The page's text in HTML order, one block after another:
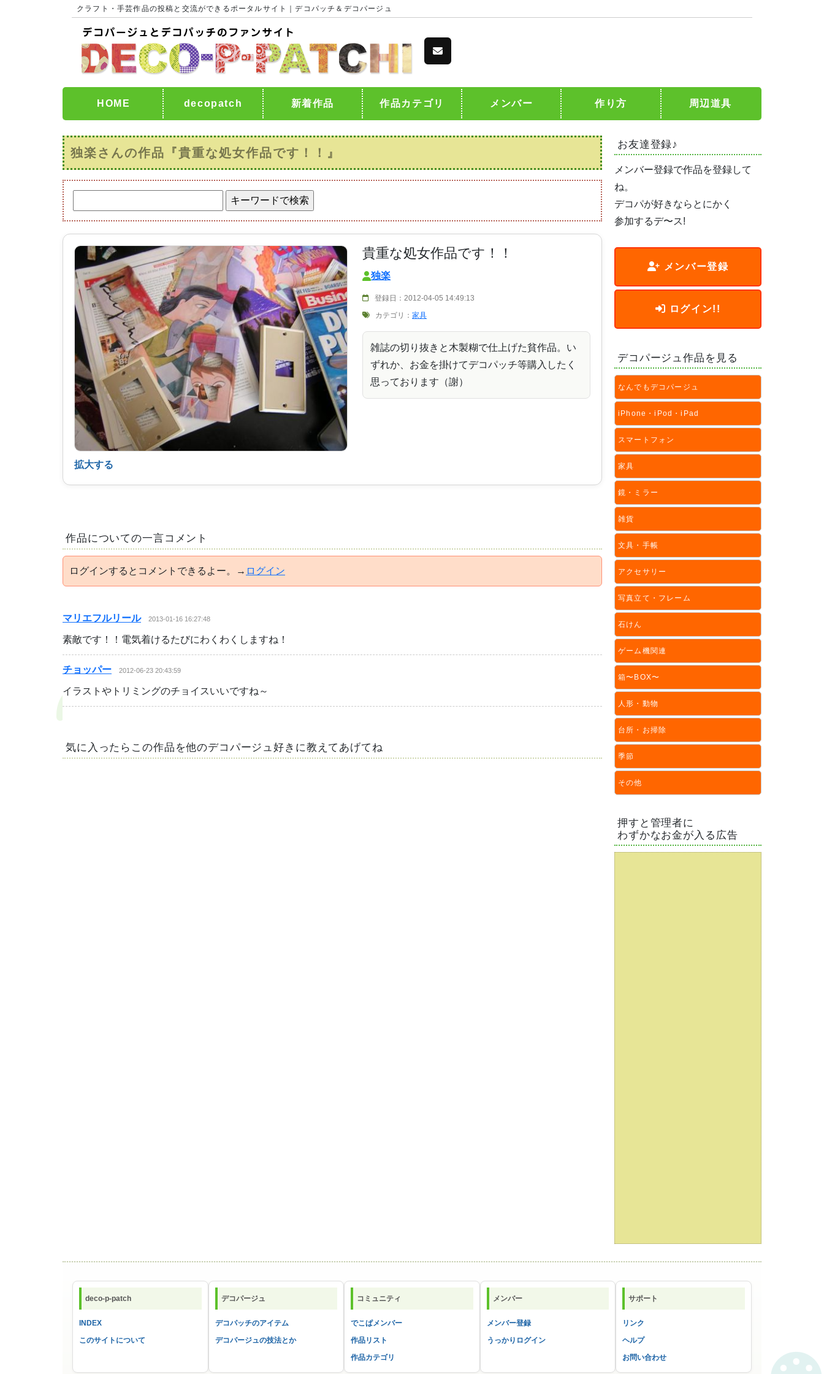
クラフト・手芸作品の投稿と交流ができるポータルサイト｜デコパッチ＆デコパージュ
HOME decopatch 新着作品 作品カテゴリ メンバー 作り方 周辺道具
お友達登録♪
メンバー登録で作品を登録して
ね。
デコパが好きならとにかく
参加するデ〜ス!
メンバー登録
ログイン!!
デコパージュ作品を見る
なんでもデコパージュ
iPhone・iPod・iPad
スマートフォン
家具
鏡・ミラー
雑貨
文具・手帳
アクセサリー
写真立て・フレーム
石けん
ゲーム機関連
箱〜BOX〜
人形・動物
台所・お掃除
季節
その他
押すと管理者に
わずかなお金が入る広告
独楽さんの作品『貴重な処女作品です！！』
拡大する
貴重な処女作品です！！
独楽
登録日：2012-04-05 14:49:13
カテゴリ：家具
雑誌の切り抜きと木製糊で仕上げた貧作品。い
ずれか、お金を掛けてデコパッチ等購入したく
思っております（謝）
作品についての一言コメント
ログインするとコメントできるよー。→ ログイン
マリエフルリール 2013-01-16 16:27:48
素敵です！！電気着けるたびにわくわくしますね！
チョッパー 2012-06-23 20:43:59
イラストやトリミングのチョイスいいですね～
気に入ったらこの作品を他のデコパージュ好きに教えてあげてね
deco-p-patch
INDEX
このサイトについて
デコパージュ
デコパッチのアイテム
デコパージュの技法とか
コミュニティ
でこぱメンバー
作品リスト
作品カテゴリ
メンバー
メンバー登録
うっかりログイン
サポート
リンク
ヘルプ
お問い合わせ